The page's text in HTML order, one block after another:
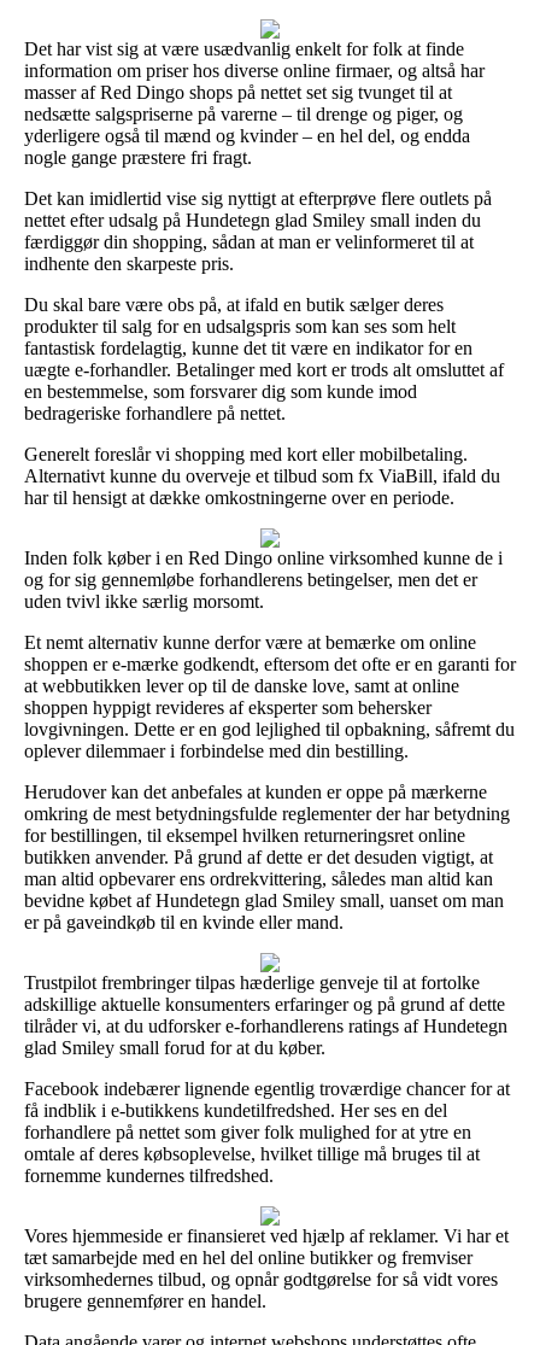
Det har vist sig at være usædvanlig enkelt for folk at finde
information om priser hos diverse online firmaer, og altså har
masser af Red Dingo shops på nettet set sig tvunget til at
nedsætte salgspriserne på varerne – til drenge og piger, og
yderligere også til mænd og kvinder – en hel del, og endda
nogle gange præstere fri fragt.
Det kan imidlertid vise sig nyttigt at efterprøve flere outlets på
nettet efter udsalg på Hundetegn glad Smiley small inden du
færdiggør din shopping, sådan at man er velinformeret til at
indhente den skarpeste pris.
Du skal bare være obs på, at ifald en butik sælger deres
produkter til salg for en udsalgspris som kan ses som helt
fantastisk fordelagtig, kunne det tit være en indikator for en
uægte e-forhandler. Betalinger med kort er trods alt omsluttet af
en bestemmelse, som forsvarer dig som kunde imod
bedrageriske forhandlere på nettet.
Generelt foreslår vi shopping med kort eller mobilbetaling.
Alternativt kunne du overveje et tilbud som fx ViaBill, ifald du
har til hensigt at dække omkostningerne over en periode.
Inden folk køber i en Red Dingo online virksomhed kunne de i
og for sig gennemløbe forhandlerens betingelser, men det er
uden tvivl ikke særlig morsomt.
Et nemt alternativ kunne derfor være at bemærke om online
shoppen er e-mærke godkendt, eftersom det ofte er en garanti for
at webbutikken lever op til de danske love, samt at online
shoppen hyppigt revideres af eksperter som behersker
lovgivningen. Dette er en god lejlighed til opbakning, såfremt du
oplever dilemmaer i forbindelse med din bestilling.
Herudover kan det anbefales at kunden er oppe på mærkerne
omkring de mest betydningsfulde reglementer der har betydning
for bestillingen, til eksempel hvilken returneringsret online
butikken anvender. På grund af dette er det desuden vigtigt, at
man altid opbevarer ens ordrekvittering, således man altid kan
bevidne købet af Hundetegn glad Smiley small, uanset om man
er på gaveindkøb til en kvinde eller mand.
Trustpilot frembringer tilpas hæderlige genveje til at fortolke
adskillige aktuelle konsumenters erfaringer og på grund af dette
tilråder vi, at du udforsker e-forhandlerens ratings af Hundetegn
glad Smiley small forud for at du køber.
Facebook indebærer lignende egentlig troværdige chancer for at
få indblik i e-butikkens kundetilfredshed. Her ses en del
forhandlere på nettet som giver folk mulighed for at ytre en
omtale af deres købsoplevelse, hvilket tillige må bruges til at
fornemme kundernes tilfredshed.
Vores hjemmeside er finansieret ved hjælp af reklamer. Vi har et
tæt samarbejde med en hel del online butikker og fremviser
virksomhedernes tilbud, og opnår godtgørelse for så vidt vores
brugere gennemfører en handel.